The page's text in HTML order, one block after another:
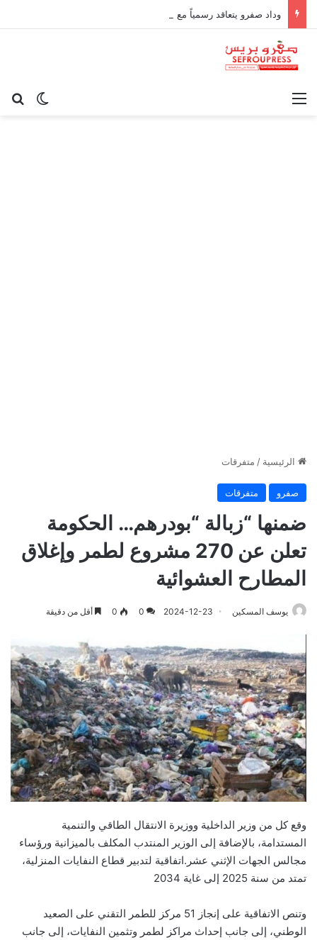
الوضع القائمة
الرئيسية / متفرقات
صفرو متفرقات
ضمنها “زبالة “بودرهم… الحكومة
تعلن عن 270 مشروع لطمر وإغلاق
المطارح العشوائية
يوسف المسكين 2024-12-23
0
0 أقل من دقيقة
وقع كل من وزير الداخلية ووزيرة الانتقال الطاقي والتنمية
المستدامة، بالإضافة إلى الوزير المنتدب المكلف بالميزانية ورؤساء
مجالس الجهات الإثني عشر.اتفاقية لتدبير قطاع النفايات المنزلية،
تمتد من سنة 2025 إلى غاية 2034
وتنص الاتفاقية على إنجاز 51 مركز للطمر التقني على الصعيد
الوطني، إلى جانب إحداث مراكز لطمر وتثمين النفايات، إلى جانب